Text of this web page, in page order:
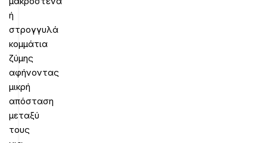
ή
στρογγυλά
κομμάτια
ζύμης
αφήνοντας
μικρή
απόσταση
μεταξύ
τους